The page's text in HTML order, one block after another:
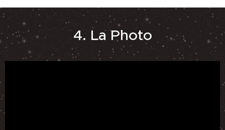
4. La Photo